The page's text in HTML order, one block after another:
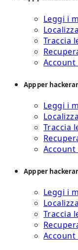
Leggi i
Traccia
App per
Leggi i
Traccia
App per
Leggi i
Traccia